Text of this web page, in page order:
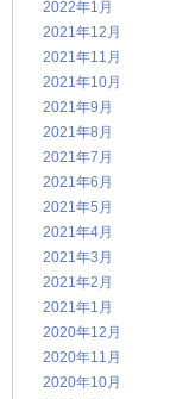
2022年1月
2021年12月
2021年11月
2021年10月
2021年9月
2021年8月
2021年7月
2021年6月
2021年5月
2021年4月
2021年3月
2021年2月
2021年1月
2020年12月
2020年11月
2020年10月